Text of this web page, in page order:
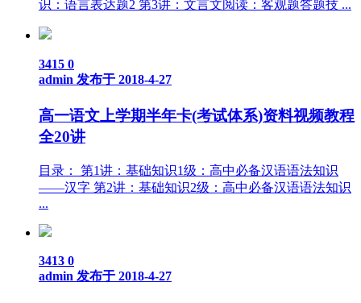
识：语言表达题2 第3讲：文言文阅读：客观题答题技 ...
3415 0
admin 发布于 2018-4-27
高一语文上学期半年卡(考试体系)资料视频教程
全20讲
目录： 第1讲：基础知识1级：高中必备汉语语法知识
——汉字 第2讲：基础知识2级：高中必备汉语语法知识
...
3413 0
admin 发布于 2018-4-27